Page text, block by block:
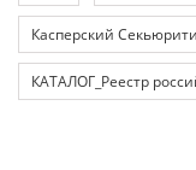
Касперский
КАТАЛОГ_Реестр